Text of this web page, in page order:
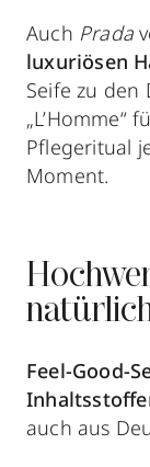
Auch Prada
luxuriösen
Seife zu den
„L’Homme“
Pflegeritual
Moment.
Feel-Good-
auch aus